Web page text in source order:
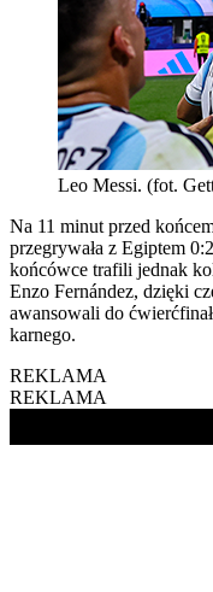
Leo Messi. (fot.
Na 11 minut przed
przegrywała z Egiptem
końcówce trafili jednak
Enzo Fernández, dzięki
awansowali do
karnego.
REKLAMA
REKLAMA